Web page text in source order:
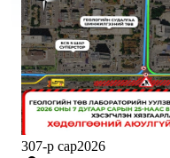
307-р сар2026